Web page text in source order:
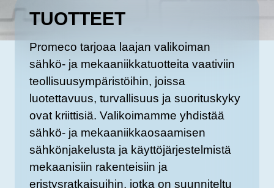
TUOTTEET
Promeco tarjoaa laajan valikoiman
sähkö- ja mekaaniikkatuotteita vaativiin
teollisuusympäristöihin, joissa
luotettavuus, turvallisuus ja suorituskyky
ovat kriittisiä. Valikoimamme yhdistää
sähkö- ja mekaaniikkaosaamisen
sähkönjakelusta ja käyttöjärjestelmistä
mekaanisiin rakenteisiin ja
eristysratkaisuihin, jotka on suunniteltu